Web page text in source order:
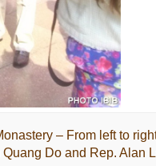
– From left to
Do and Rep. Alan